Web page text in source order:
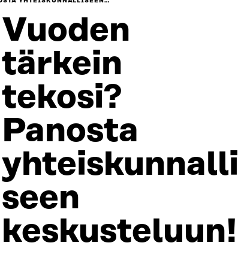
Vuoden
tärkein
tekosi?
Panosta
yhteiskunnalli
seen
keskusteluun!